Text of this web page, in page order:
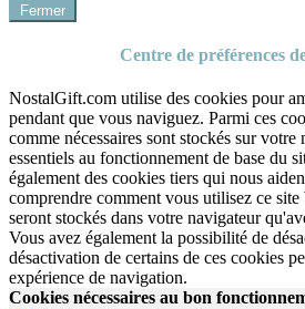
Fermer
Centre de préférences
NostalGift.com utilise des cookies pour
pendant que vous naviguez. Parmi ces
comme nécessaires sont stockés sur
essentiels au fonctionnement de base du
également des cookies tiers qui nous
comprendre comment vous utilisez ce
seront stockés dans votre navigateur
Vous avez également la possibilité de
désactivation de certains de ces cookies
expérience de navigation.
Cookies nécessaires au bon